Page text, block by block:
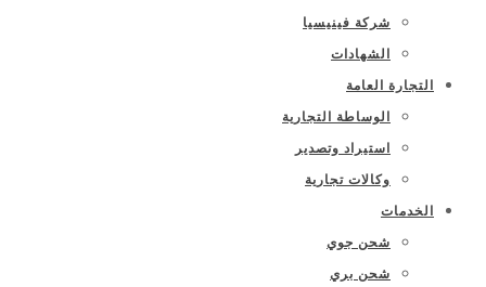
شركة فينيسيا
الشهادات
التجارة العامة
الوساطة التجارية
استيراد وتصدير
وكالات تجارية
الخدمات
شحن جوي
شحن بري